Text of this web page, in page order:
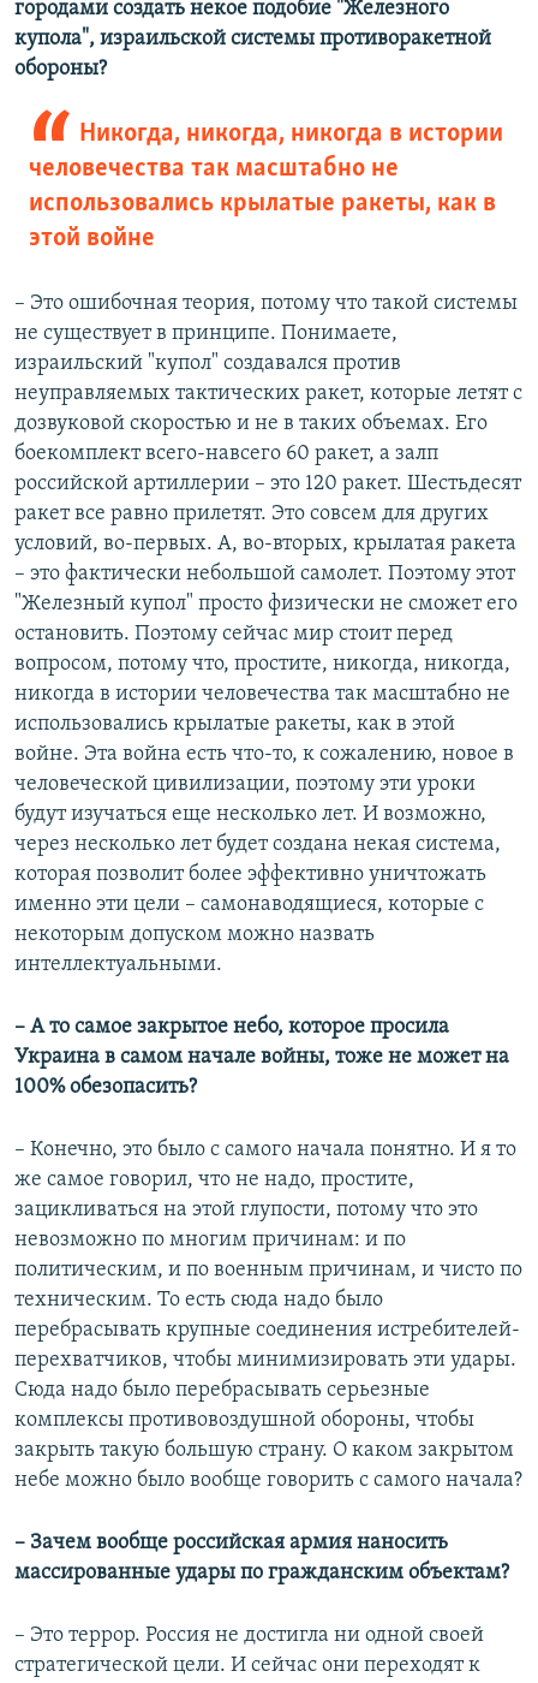
городами создать некое подобие "Железного
купола", израильской системы противоракетной
обороны?
Никогда, никогда, никогда в истории
человечества так масштабно не
использовались крылатые ракеты, как в
этой войне
– Это ошибочная теория, потому что такой системы
не существует в принципе. Понимаете,
израильский "купол" создавался против
неуправляемых тактических ракет, которые летят с
дозвуковой скоростью и не в таких объемах. Его
боекомплект всего-навсего 60 ракет, а залп
российской артиллерии – это 120 ракет. Шестьдесят
ракет все равно прилетят. Это совсем для других
условий, во-первых. А, во-вторых, крылатая ракета
– это фактически небольшой самолет. Поэтому этот
"Железный купол" просто физически не сможет его
остановить. Поэтому сейчас мир стоит перед
вопросом, потому что, простите, никогда, никогда,
никогда в истории человечества так масштабно не
использовались крылатые ракеты, как в этой
войне. Эта война есть что-то, к сожалению, новое в
человеческой цивилизации, поэтому эти уроки
будут изучаться еще несколько лет. И возможно,
через несколько лет будет создана некая система,
которая позволит более эффективно уничтожать
именно эти цели – самонаводящиеся, которые с
некоторым допуском можно назвать
интеллектуальными.
– А то самое закрытое небо, которое просила
Украина в самом начале войны, тоже не может на
100% обезопасить?
– Конечно, это было с самого начала понятно. И я то
же самое говорил, что не надо, простите,
зацикливаться на этой глупости, потому что это
невозможно по многим причинам: и по
политическим, и по военным причинам, и чисто по
техническим. То есть сюда надо было
перебрасывать крупные соединения истребителей-
перехватчиков, чтобы минимизировать эти удары.
Сюда надо было перебрасывать серьезные
комплексы противовоздушной обороны, чтобы
закрыть такую большую страну. О каком закрытом
небе можно было вообще говорить с самого начала?
– Зачем вообще российская армия наносить
массированные удары по гражданским объектам?
– Это террор. Россия не достигла ни одной своей
стратегической цели. И сейчас они переходят к